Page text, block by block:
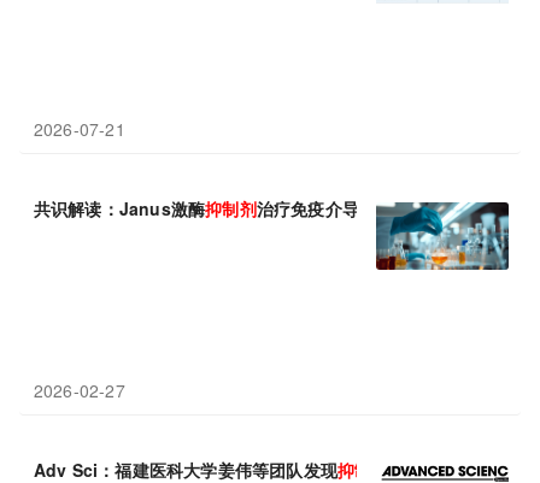
2026-07-21
共识解读：Janus激酶抑制剂治疗免疫介导炎症性疾病中国专家共
2026-02-27
Adv Sci：福建医科大学姜伟等团队发现抑制 铁死亡是关键，JAK